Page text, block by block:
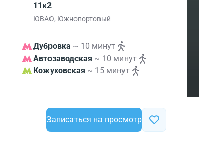
11к2
ЮВАО, Южнопортовый
Дубровка ~ 10 минут
Автозаводская ~ 10 минут
Кожуховская ~ 15 минут
Записаться на просмотр